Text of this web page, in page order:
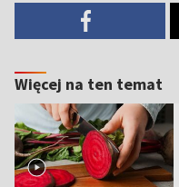
Więcej na ten temat